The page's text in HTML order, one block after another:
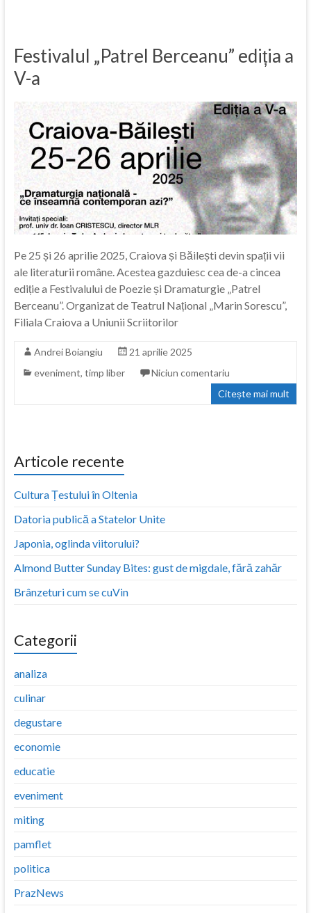
Festivalul „Patrel Berceanu” ediția a
V-a
Pe 25 și 26 aprilie 2025, Craiova și Băilești devin spații vii
ale literaturii române. Acestea gazduiesc cea de-a cincea
ediție a Festivalului de Poezie și Dramaturgie „Patrel
Berceanu”. Organizat de Teatrul Național „Marin Sorescu”,
Filiala Craiova a Uniunii Scriitorilor
Andrei Boiangiu
21 aprilie 2025
eveniment, timp liber
Niciun comentariu
Citește mai mult
Articole recente
Cultura Țestului în Oltenia
Datoria publică a Statelor Unite
Japonia, oglinda viitorului?
Almond Butter Sunday Bites: gust de migdale, fără zahăr
Brânzeturi cum se cuVin
Categorii
analiza
culinar
degustare
economie
educatie
eveniment
miting
pamflet
politica
PrazNews